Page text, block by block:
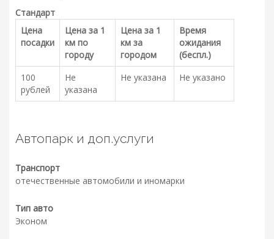
Стандарт
Цена
посадки
Цена за 1
км по
городу
Цена за 1
км за
городом
Время
ожидания
(беспл.)
100
рублей
Не
указана
Не указана Не указано
Автопарк и доп.услуги
Транспорт
отечественные автомобили и иномарки
Тип авто
Эконом